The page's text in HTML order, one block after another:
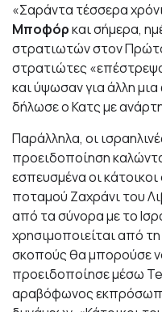
«Σαράντα τέσσερα
Μποφόρκαι σήμερα,
στρατιωτών στον
στρατιώτες
και ύψωσαν για άλλη
δήλωσε ο Κατς με
Παράλληλα, οι
προειδοποίηση
εσπευσμένα οι
ποταμού Ζαχράνι του
από τα σύνορα με το
χρησιμοποιείται από
σκοπούς θα μπορούσε
προειδοποίησε μέσω
αραβόφωνος